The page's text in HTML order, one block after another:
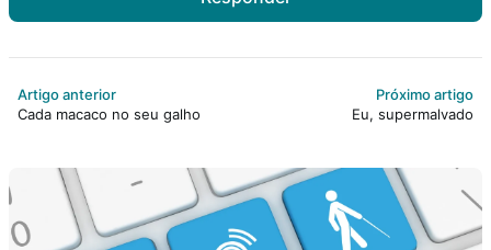
Artigo anterior
Cada macaco no seu galho
Próximo artigo
Eu, supermalvado